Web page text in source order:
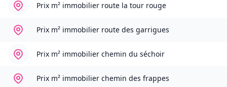
Prix m² immobilier route la tour rouge
Prix m² immobilier route des garrigues
Prix m² immobilier chemin du séchoir
Prix m² immobilier chemin des frappes